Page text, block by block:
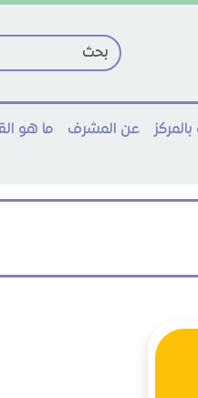
عن المشرف ما هو